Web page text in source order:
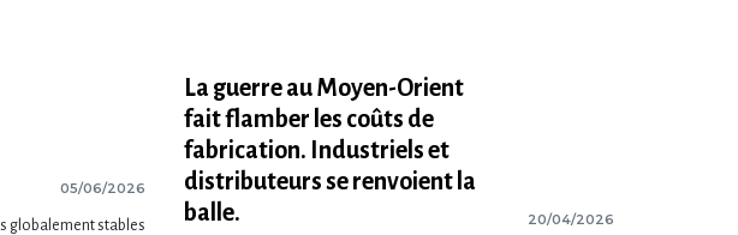
05/06/2026
globalement stables
La guerre au Moyen-Orient
fait flamber les coûts de
fabrication. Industriels et
distributeurs se renvoient la
balle.
20/04/2026